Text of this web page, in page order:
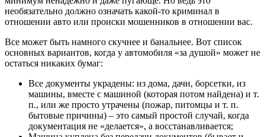
необязательно должно означать какой-то криминал в
отношении авто или происки мошенников в отношении вас.
Все может быть намного скучнее и банальнее. Вот список
основных вариантов, когда у автомобиля «за душой» может не
остаться никаких бумаг:
Все документы украдены: из дома, дачи, борсетки, из
машины, вместе с машиной (которая потом найдена) и т.
п., или же просто утрачены (пожар, питомцы и т. п.
бытовые причины) – это самый простой случай, когда
документация не «делается», а восстанавливается;